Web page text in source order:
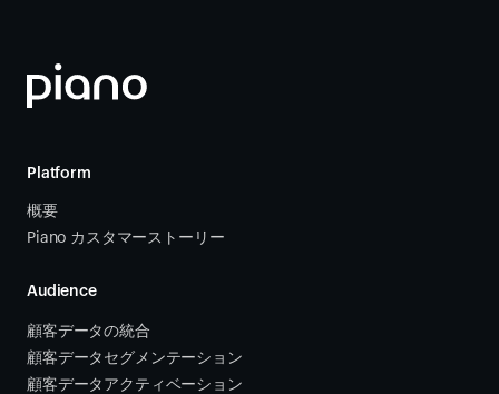
Platform
概要
Piano カスタマーストーリー
Audience
顧客データの統合
顧客データセグメンテーション
顧客データアクティベーション